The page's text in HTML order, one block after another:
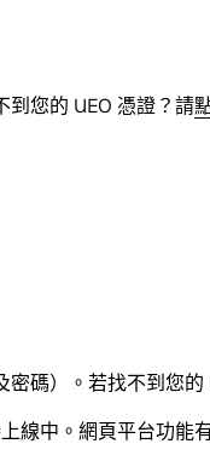
到您的 UEO 憑證？請
碼）。若找不到您的
線中。網頁平台功能